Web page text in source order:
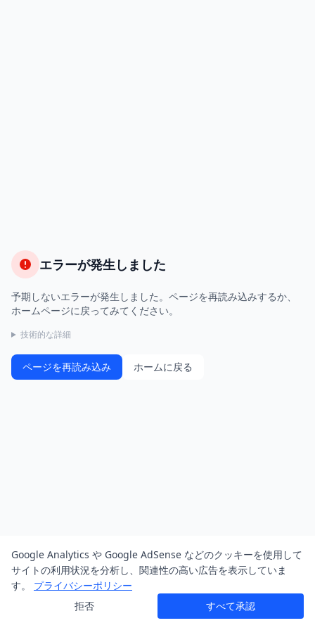
エラーが発生しました
予期しないエラーが発生しました。ページを再読み込みするか、
ホームページに戻ってみてください。
技術的な詳細
ページを再読み込み ホームに戻る
Google Analytics や Google AdSense などのクッキーを使用して
サイトの利用状況を分析し、関連性の高い広告を表示していま
す。
プライバシーポリシー
拒否
すべて承認